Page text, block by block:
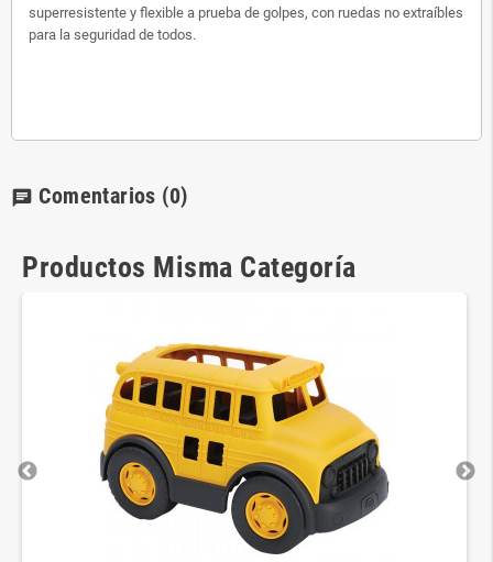
superresistente y flexible a prueba de golpes, con ruedas no extraíbles
para la seguridad de todos.
chat Comentarios (0)
Productos Misma Categoría